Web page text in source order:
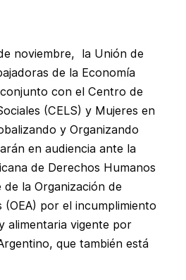
noviembre, la Unión de
de la Economía
con el Centro de
(CELS) y Mujeres en
y Organizando
en audiencia ante la
de Derechos Humanos
la Organización de
(OEA) por el incumplimiento
alimentaria vigente por
que también está